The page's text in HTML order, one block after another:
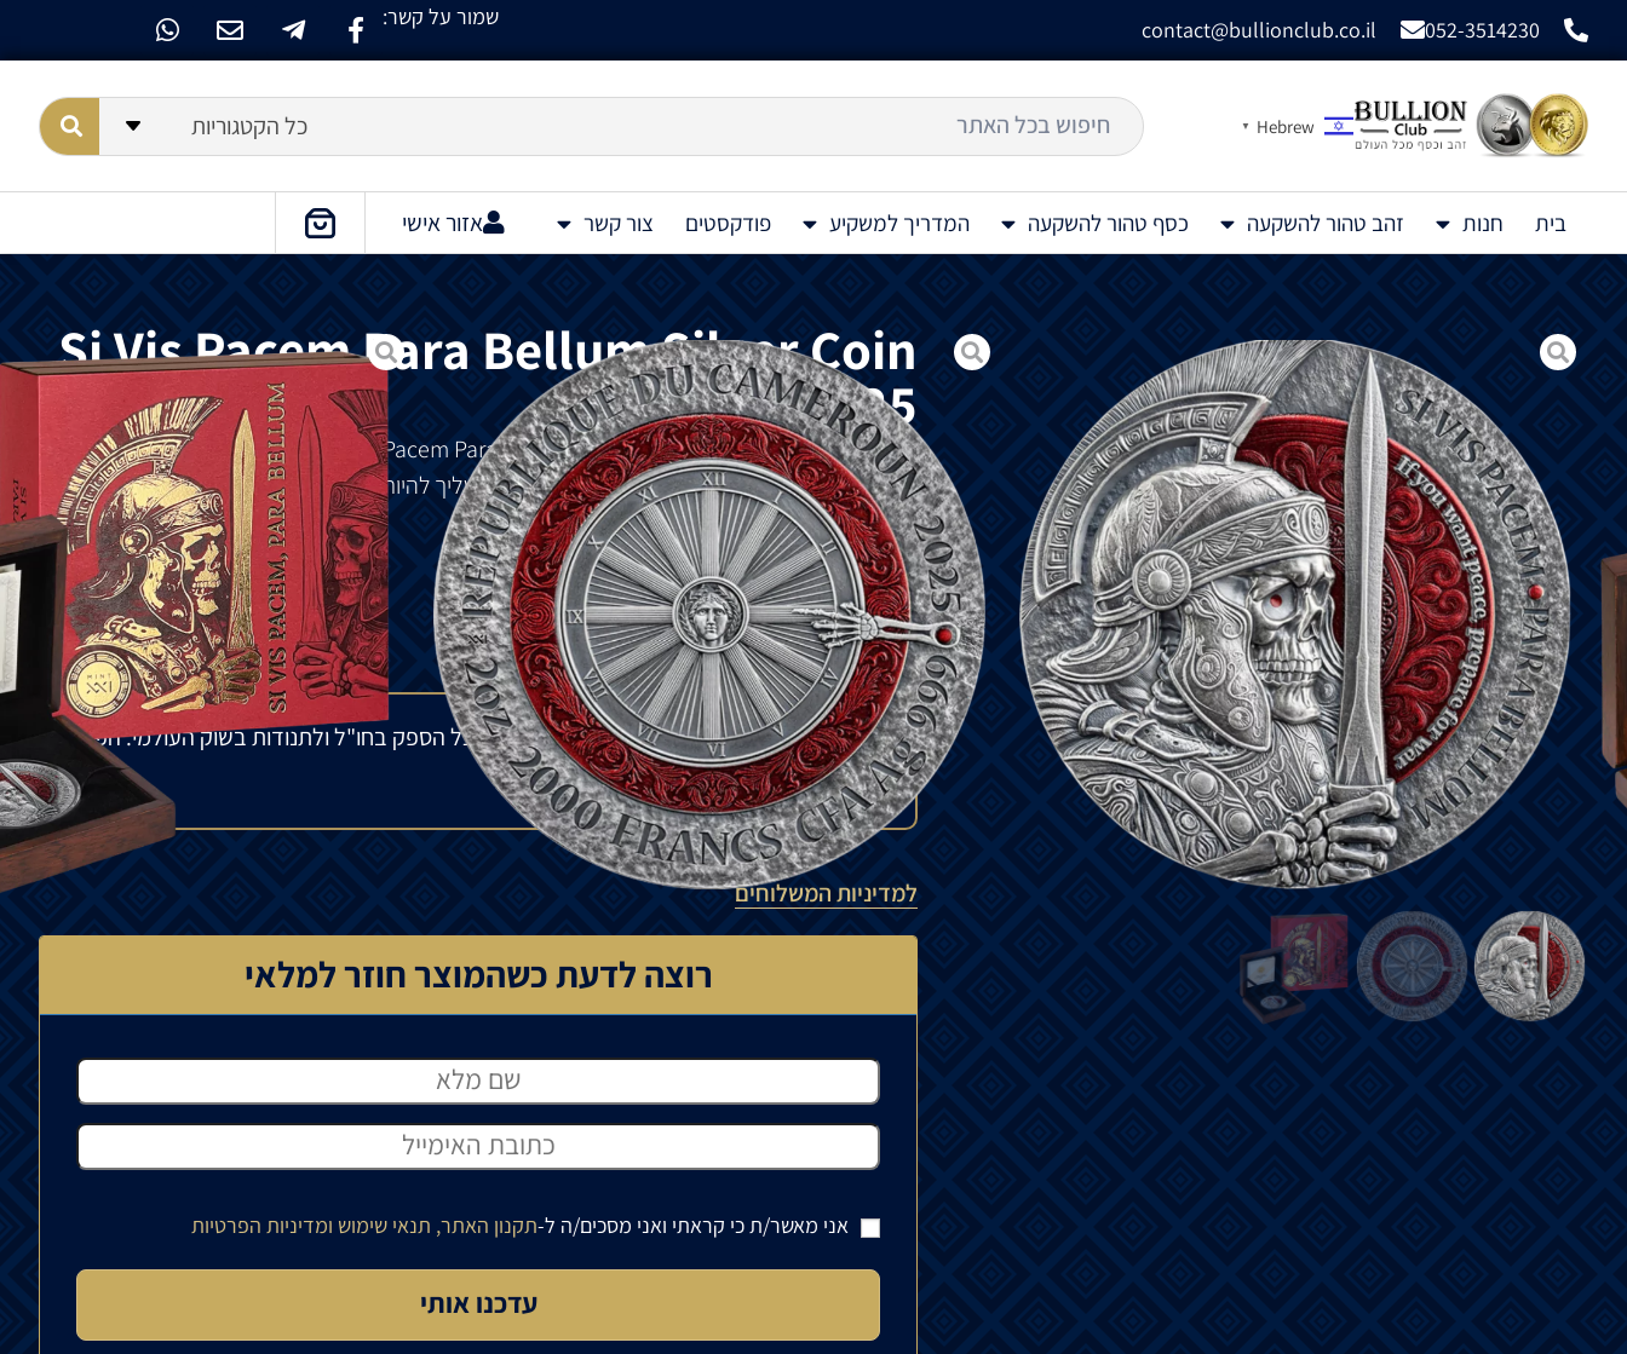
052-3514230
contact@bullionclub.co.il שמור על קשר:
Hebrew
▼ כל הקטגוריות
בית חנות זהב טהור להשקעה כסף טהור להשקעה המדריך למשקיע פודקסטים צור קשר אזור אישי
Si Vis Pacem Para Bellum Silver Coin
2 Oz 2025
מטבעכסףבעלתבליטגבוהSi Vis Pacem Para Bellum 2 Oz 2025 מייצגאתאחד
הביטויים
הלוטינייםהמפורסמיםביותר,כדילשמורעלהשלום,עליךלהיותמוכןלמלחמה .המסמלחוזקוחשיבות
הכנהבכלנסיבות.
המטבעמגיעבמארזיחדעםתעודתהאותנטיות.
1,650
₪ להזמנה מיוחדת
המחיר עשוי להשתנות בהתאם לזמינות המלאי אצל הספק בחו"ל ולתנודות בשוק העולמי. הפער
יכול לנוע בין 15% ל-35%.
למדיניות המשלוחים
רוצה לדעת כשהמוצר חוזר למלאי
אני מאשר/ת כי קראתי ואני מסכים/ה ל-תקנון האתר, תנאי שימוש ומדיניות הפרטיות